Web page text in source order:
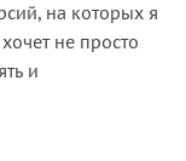
на которых я
не просто
и